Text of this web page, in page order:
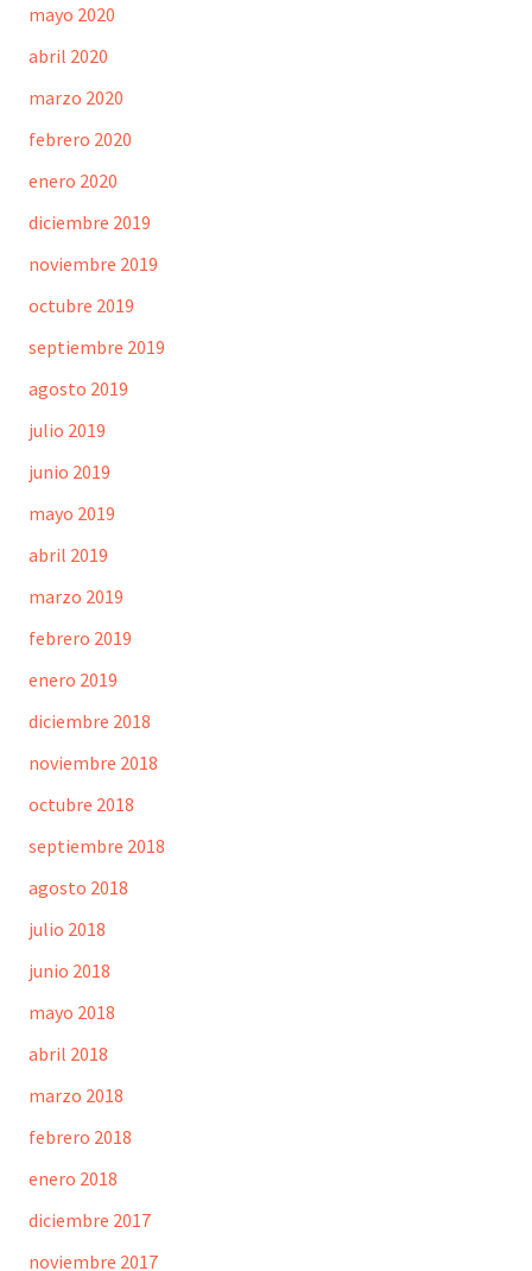
mayo 2020
abril 2020
marzo 2020
febrero 2020
enero 2020
diciembre 2019
noviembre 2019
octubre 2019
septiembre 2019
agosto 2019
julio 2019
junio 2019
mayo 2019
abril 2019
marzo 2019
febrero 2019
enero 2019
diciembre 2018
noviembre 2018
octubre 2018
septiembre 2018
agosto 2018
julio 2018
junio 2018
mayo 2018
abril 2018
marzo 2018
febrero 2018
enero 2018
diciembre 2017
noviembre 2017